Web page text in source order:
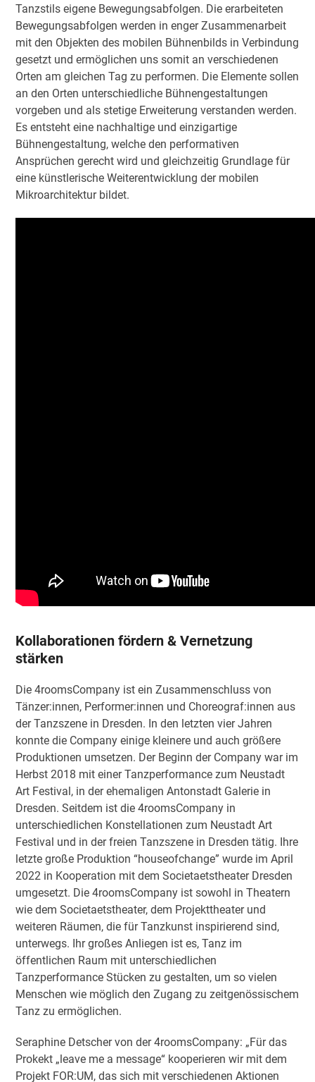
Tanzstils eigene Bewegungsabfolgen. Die erarbeiteten
Bewegungsabfolgen werden in enger Zusammenarbeit
mit den Objekten des mobilen Bühnenbilds in Verbindung
gesetzt und ermöglichen uns somit an verschiedenen
Orten am gleichen Tag zu performen. Die Elemente sollen
an den Orten unterschiedliche Bühnengestaltungen
vorgeben und als stetige Erweiterung verstanden werden.
Es entsteht eine nachhaltige und einzigartige
Bühnengestaltung, welche den performativen
Ansprüchen gerecht wird und gleichzeitig Grundlage für
eine künstlerische Weiterentwicklung der mobilen
Mikroarchitektur bildet.
Kollaborationen fördern & Vernetzung
stärken
Die 4roomsCompany ist ein Zusammenschluss von
Tänzer:innen, Performer:innen und Choreograf:innen aus
der Tanzszene in Dresden. In den letzten vier Jahren
konnte die Company einige kleinere und auch größere
Produktionen umsetzen. Der Beginn der Company war im
Herbst 2018 mit einer Tanzperformance zum Neustadt
Art Festival, in der ehemaligen Antonstadt Galerie in
Dresden. Seitdem ist die 4roomsCompany in
unterschiedlichen Konstellationen zum Neustadt Art
Festival und in der freien Tanzszene in Dresden tätig. Ihre
letzte große Produktion “houseofchange” wurde im April
2022 in Kooperation mit dem Societaetstheater Dresden
umgesetzt. Die 4roomsCompany ist sowohl in Theatern
wie dem Societaetstheater, dem Projekttheater und
weiteren Räumen, die für Tanzkunst inspirierend sind,
unterwegs. Ihr großes Anliegen ist es, Tanz im
öffentlichen Raum mit unterschiedlichen
Tanzperformance Stücken zu gestalten, um so vielen
Menschen wie möglich den Zugang zu zeitgenössischem
Tanz zu ermöglichen.
Seraphine Detscher von der 4roomsCompany: „Für das
Prokekt „leave me a message“ kooperieren wir mit dem
Projekt FOR:UM, das sich mit verschiedenen Aktionen